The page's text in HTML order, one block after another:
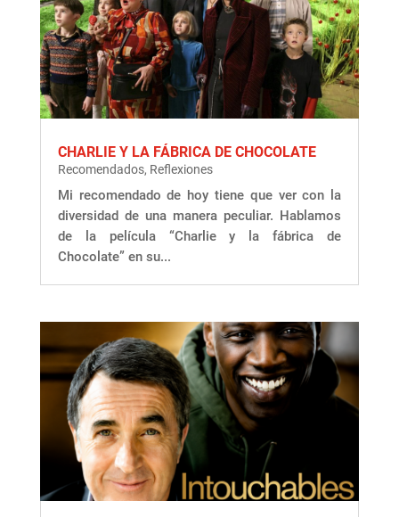
CHARLIE Y LA FÁBRICA DE CHOCOLATE
Recomendados, Reflexiones
Mi recomendado de hoy tiene que ver con la
diversidad de una manera peculiar. Hablamos
de la película “Charlie y la fábrica de
Chocolate” en su...